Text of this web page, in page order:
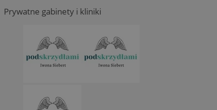
Prywatne gabinety i kliniki